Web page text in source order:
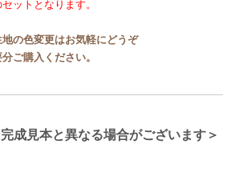
ットとなります。
の色変更はお気軽にどうぞ
ご購入ください。
成見本と異なる場合がございます＞